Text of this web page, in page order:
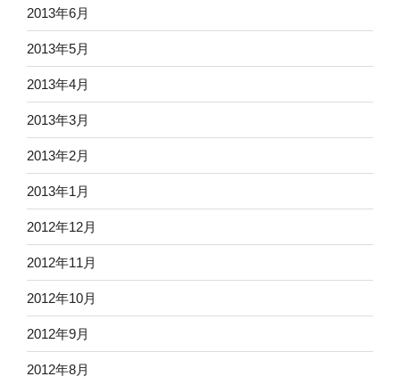
2013年6月
2013年5月
2013年4月
2013年3月
2013年2月
2013年1月
2012年12月
2012年11月
2012年10月
2012年9月
2012年8月